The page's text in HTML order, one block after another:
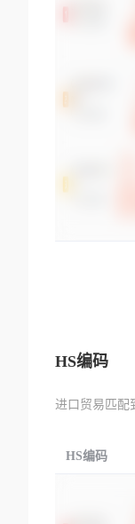
HS编码
进口贸易匹配
HS编码